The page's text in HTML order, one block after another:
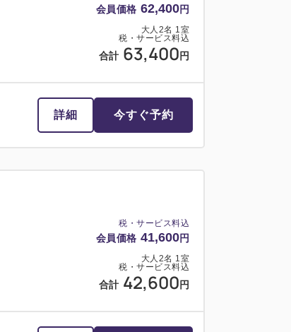
会員価格 62,400円
大人 2名 1室
税・サービス料込
合計 63,400 円
詳細 今すぐ予約
税・サービス料込
会員価格 41,600円
大人 2名 1室
税・サービス料込
合計 42,600 円